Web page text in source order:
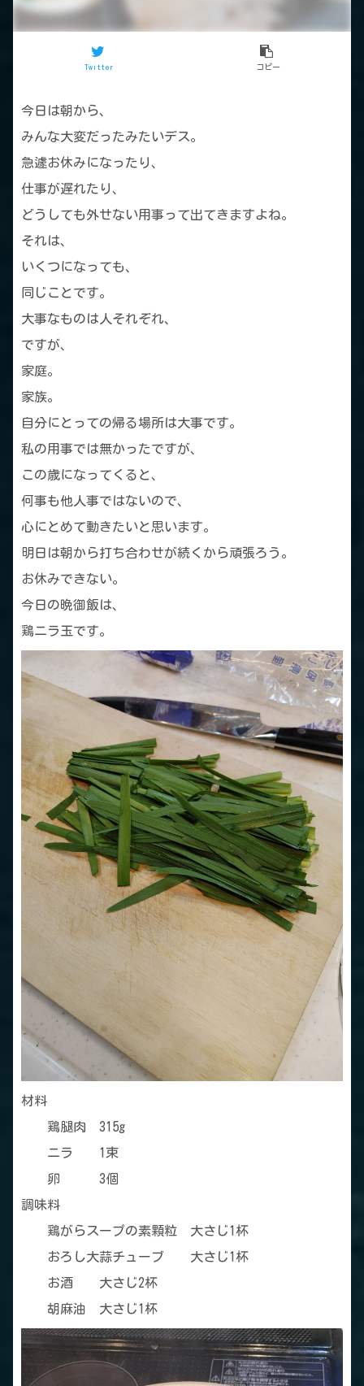
Twitter コピー
今日は朝から、
みんな大変だったみたいデス。
急遽お休みになったり、
仕事が遅れたり、
どうしても外せない用事って出てきますよね。
それは、
いくつになっても、
同じことです。
大事なものは人それぞれ、
ですが、
家庭。
家族。
自分にとっての帰る場所は大事です。
私の用事では無かったですが、
この歳になってくると、
何事も他人事ではないので、
心にとめて動きたいと思います。
明日は朝から打ち合わせが続くから頑張ろう。
お休みできない。
今日の晩御飯は、
鶏ニラ玉です。
材料
鶏腿肉 315g
ニラ 1束
卵 3個
調味料
鶏がらスープの素顆粒 大さじ1杯
おろし大蒜チューブ 大さじ1杯
お酒 大さじ2杯
胡麻油 大さじ1杯